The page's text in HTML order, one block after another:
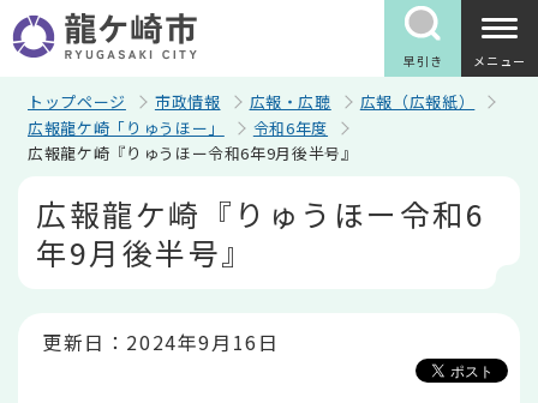
の
ペ
早引き メニュー
トップページ 市政情報 広報・広聴
広報（広報紙）
広報龍ケ崎「りゅうほー」
令和6年度
広報龍ケ崎『りゅうほー令和6年9月後半号』
広報龍ケ崎『りゅうほー令和6
年9月後半号』
更新日：2024年9月16日